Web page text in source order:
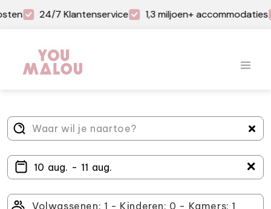
24/7 Klantenservice 1,3 miljoen+ accommodaties
＋